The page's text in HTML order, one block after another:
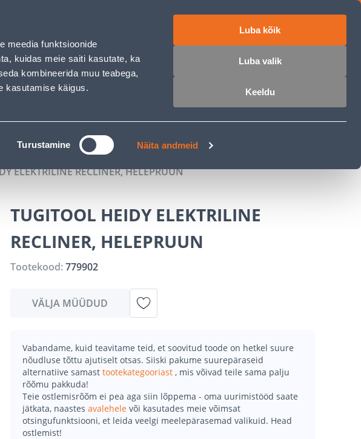
meedia funktsioonide
kuidas meie saiti kasutate, ka
kombineerida muu teabega,
kasutamise käigus.
Turustamine Näita andmeid
Luba kõik
Luba valik
Keeldu
Logi sisse
JÄRELMAKS
ELEKTRILINE RECLINER, HELEPRUUN
TUGITOOL HEIDY ELEKTRILINE
RECLINER, HELEPRUUN
Tootekood:779902
VÄLJA MÜÜDUD
Vabandame, kuid teavitame teid, et soovitud toode on hetkel suure
nõudluse tõttu ajutiselt otsas. Siiski pakume suurepäraseid
alternatiive samast tootekategooriast , mis võivad teile sama palju
rõõmu pakkuda!
Teie ostlemisrõõm ei pea aga siin lõppema - oma uurimistööd saate
jätkata, naastes avalehele või kasutades meie võimsat
otsingufunktsiooni, et leida veelgi meelepärasemad valikuid. Head
ostlemist!